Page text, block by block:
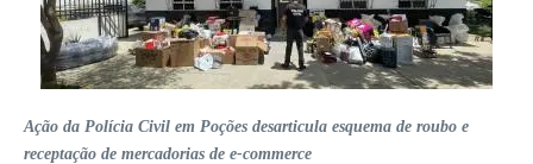
Ação da Polícia Civil em Poções desarticula esquema de roubo e
receptação de mercadorias de e‑commerce